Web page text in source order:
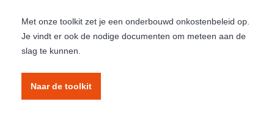
Met onze toolkit zet je een onderbouwd onkostenbeleid op.
Je vindt er ook de nodige documenten om meteen aan de
slag te kunnen.
Naar de toolkit